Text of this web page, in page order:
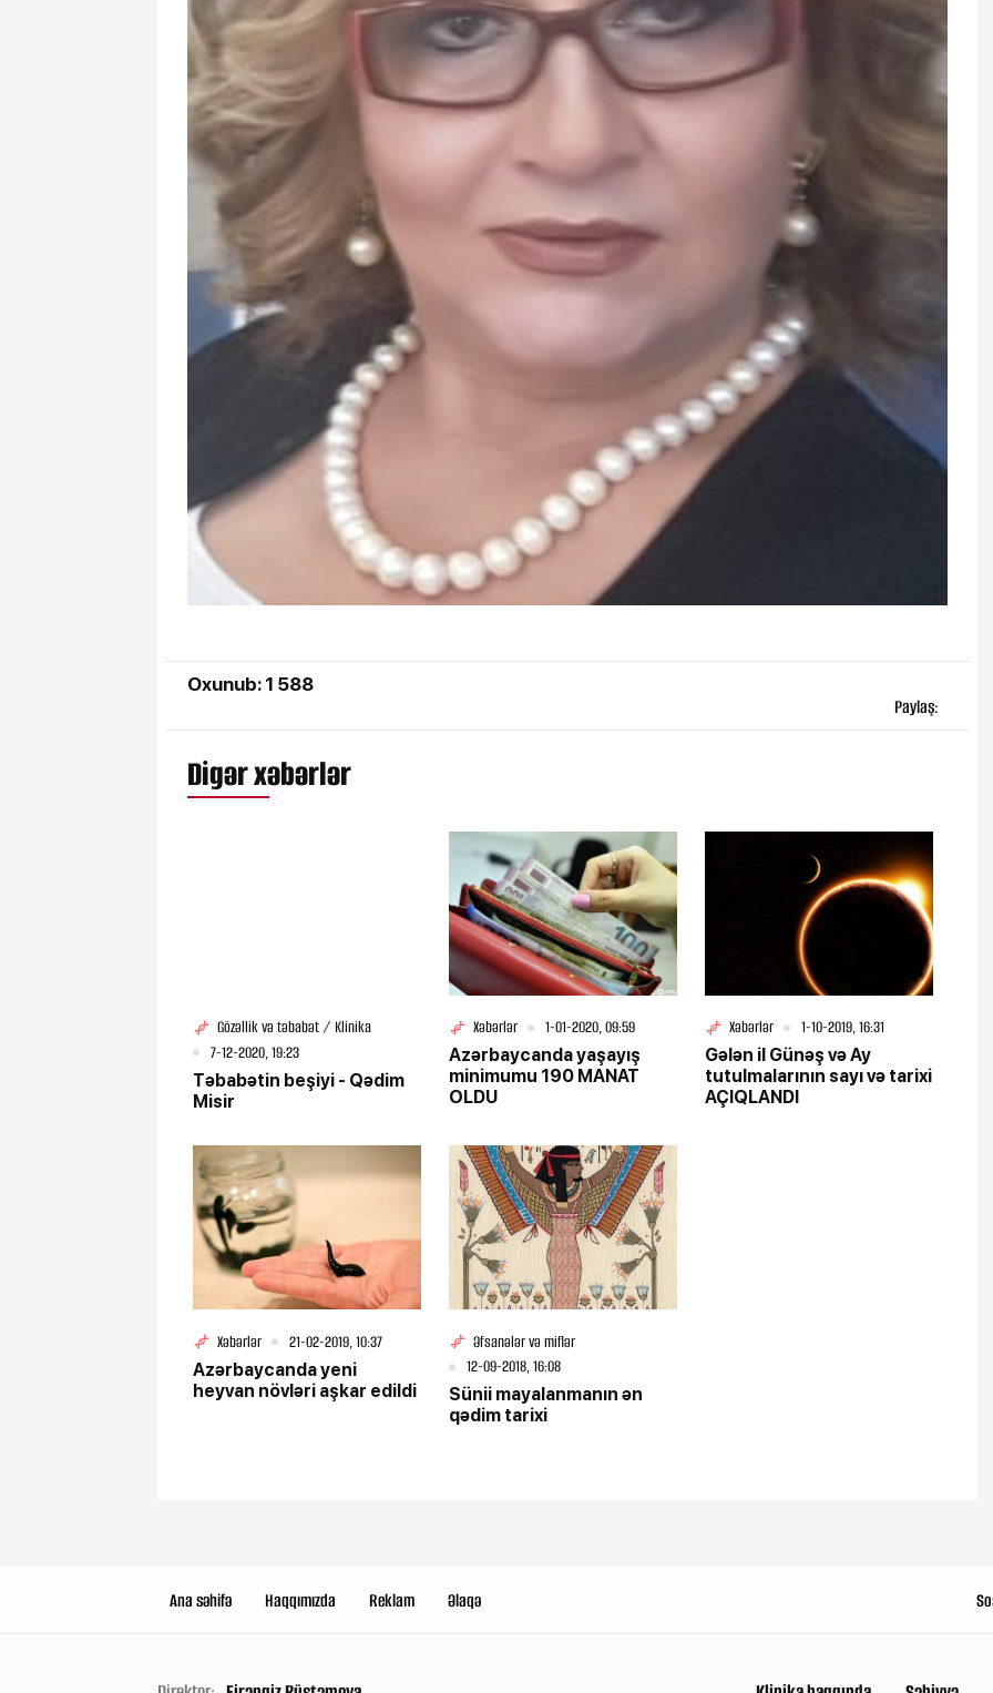
Oxunub: 1 588
Paylaş:
Digər xəbərlər
Gözəllik və təbabət / Klinika
7-12-2020, 19:23
Təbabətin beşiyi - Qədim
Misir
Xəbərlər
1-01-2020, 09:59
Azərbaycanda yaşayış
minimumu 190 MANAT
OLDU
Xəbərlər
1-10-2019, 16:31
Gələn il Günəş və Ay
tutulmalarının sayı və tarixi
AÇIQLANDI
Xəbərlər
21-02-2019, 10:37
Azərbaycanda yeni
heyvan növləri aşkar edildi
Əfsanələr və miflər
12-09-2018, 16:08
Sünii mayalanmanın ən
qədim tarixi
Ana səhifə Haqqımızda Reklam Əlaqə